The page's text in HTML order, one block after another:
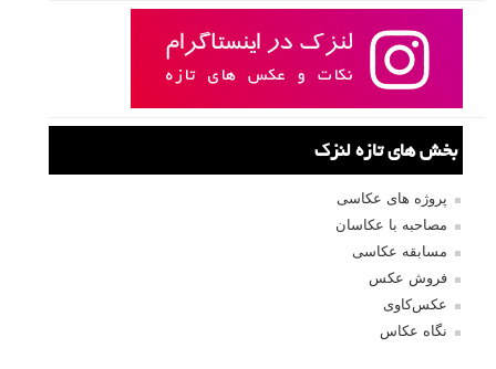
بخش های تازه لنزک
پروژه های عکاسی
مصاحبه با عکاسان
مسابقه عکاسی
فروش عکس
عکس‌کاوی
نگاه عکاس